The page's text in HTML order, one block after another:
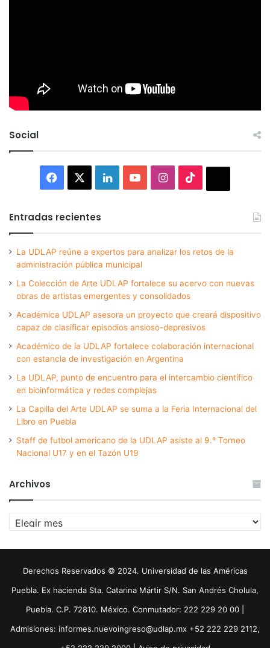
Social
Facebook LinkedInYouTubeInstagram
Entradas recientes
La UDLAP reúne a expertos para analizar los retos de la
administración pública municipal
La Colección de Arte UDLAP fortalece su acervo con nuevas
obras de artistas emergentes y consolidados
Académica UDLAP asesora un proyecto que creará dispositivo
capaz de clasificar episodios ansioso-depresivos
Académico de la UDLAP fortalece colaboración internacional
con estancia de investigación en Argentina
La UDLAP, punto de encuentro para el intercambio científico
en bioinformática y redes complejas
La Capilla del Arte UDLAP se suma a la Feria Internacional del
Libro en Puebla
Staff de futbol americano de la UDLAP asiste al 9.º Torneo
Nacional U17 y en el Tazón U19
Archivos
Archivos
Derechos Reservados © 2024. Universidad de las Américas
Puebla. Ex hacienda Sta. Catarina Mártir S/N. San Andrés Cholula,
Puebla. C.P. 72810. México. Conmutador: 222 229 20 00 |
Admisiones: informes.nuevoingreso@udlap.mx +52 222 229 2112,